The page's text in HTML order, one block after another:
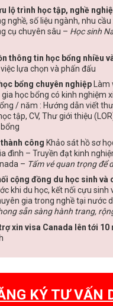
lộ trình học tập, nghề
nghề, số liệu ngành, nhu
cụ chuyên sâu – Học sinh
thông tin học bổng nhiều
lựa chọn và phấn đấu
bổng chuyên nghiệp Làm
học bổng có kinh nghiệm
/ năm : Hướng dẫn viết
tập, CV, Thư giới thiệu
công Khảo sát hồ sơ
đình – Truyền đạt kinh
– Tấm vé quan trọng để
cộng đồng du học sinh và
khi du học, kết nối cựu sinh
gia trong nghề tại nước
sẵn sàng hành trang,
xin visa Canada lên tới 10
KÝ TƯ VẤN